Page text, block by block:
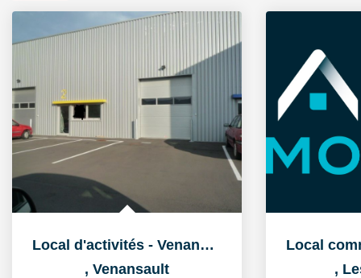
Local d'activités - Venansault - 300 m2
, Venansault ,